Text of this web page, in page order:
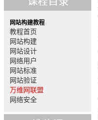
网站构建教程
教程首页
网站构建
网站设计
网络用户
网站标准
网站验证
万维网联盟
网络安全